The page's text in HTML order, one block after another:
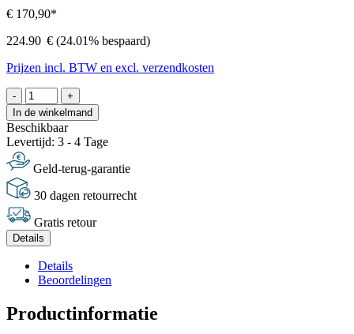
€ 170,90*
224.90 € (24.01% bespaard)
Prijzen incl. BTW en excl. verzendkosten
-
+
In de winkelmand
Beschikbaar
Levertijd: 3 - 4 Tage
Geld-terug-garantie
30 dagen retourrecht
Gratis retour
Details
Details
Beoordelingen
Productinformatie